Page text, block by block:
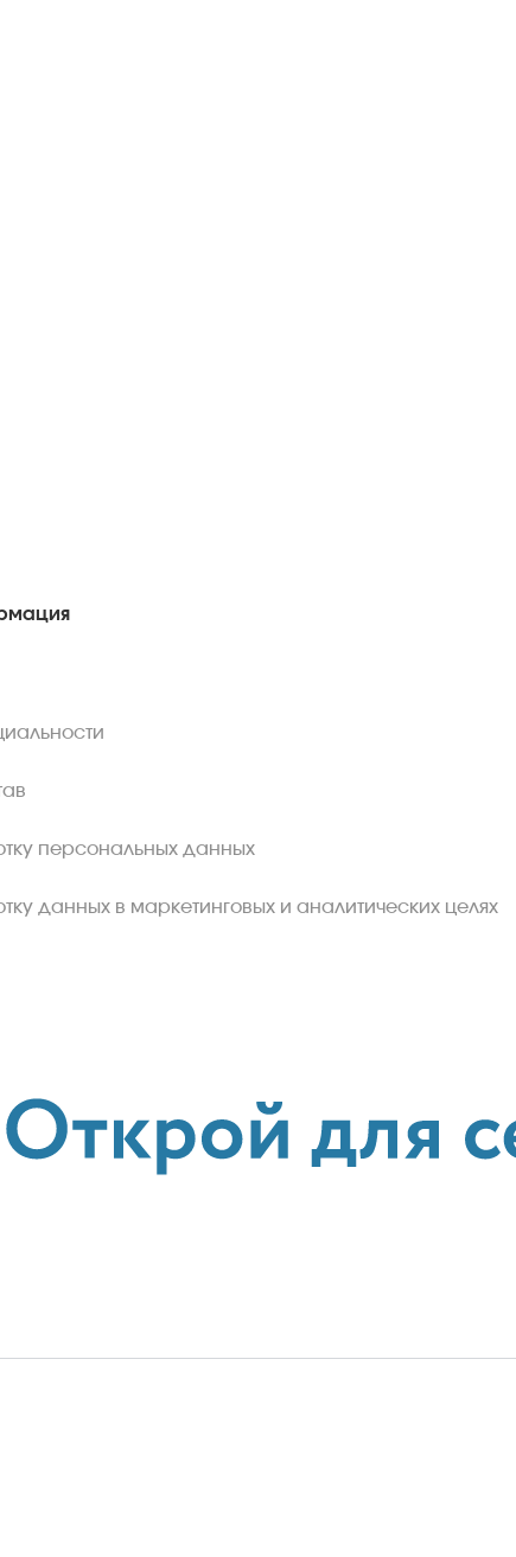
персональных данных
данных в маркетинговых и аналитических целях